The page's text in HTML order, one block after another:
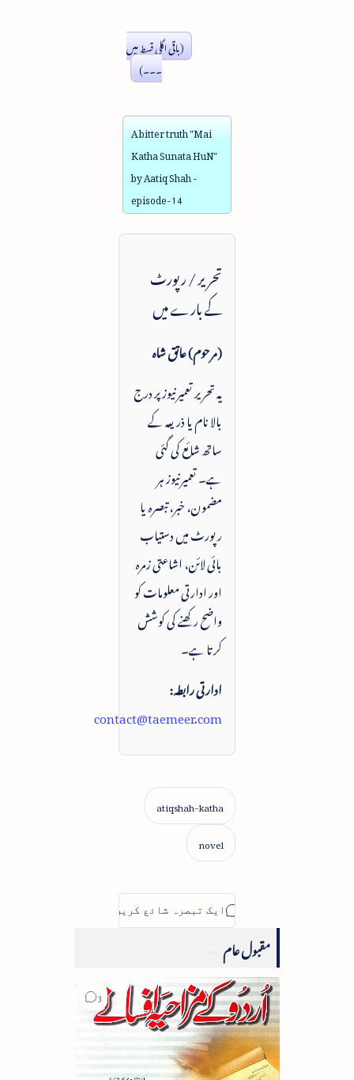
(باقی اگلی قسط میں
۔۔۔)
A bitter truth "Mai
Katha Sunata HuN"
by Aatiq Shah -
episode-14
تحریر / رپورٹ
کے بارے میں
(مرحوم) عاتق شاہ
یہ تحریر تعمیرنیوز پر درج
بالا نام یا ذریعہ کے
ساتھ شائع کی گئی
ہے۔ تعمیرنیوز ہر
مضمون، خبر، تبصرہ یا
رپورٹ میں دستیاب
بائی لائن، اشاعتی زمرہ
اور ادارتی معلومات کو
واضح رکھنے کی کوشش
کرتا ہے۔
ادارتی رابطہ:
contact@taemeer.com
مقبول عام